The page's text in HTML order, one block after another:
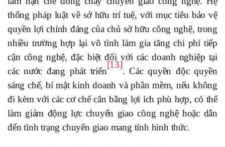
thống pháp luật về sở hữu trí tuệ, với mục tiêu bảo vệ
quyền lợi chính đáng của chủ sở hữu công nghệ, trong
nhiều trường hợp lại vô tình làm gia tăng chi phí tiếp
cận công nghệ, đặc biệt đối với các doanh nghiệp tại
các nước đang phát triển
[13]
. Các quyền độc quyền
sáng chế, bí mật kinh doanh và phần mềm, nếu không
đi kèm với các cơ chế cân bằng lợi ích phù hợp, có thể
làm giảm động lực chuyển giao công nghệ hoặc dẫn
đến tình trạng chuyển giao mang tính hình thức.